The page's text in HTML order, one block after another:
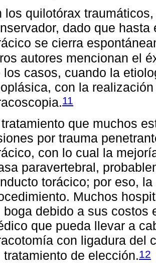
los quilotórax
dado que
se cierra
autores mencionan el
los casos, cuando la
con la
11
que muchos
por trauma
con lo cual la
paravertebral,
torácico; por eso,
Muchos
boga debido a sus costos
que pueda llevar a
con ligadura del
tratamiento de elección.12